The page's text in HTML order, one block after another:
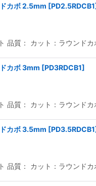
カボ 2.5mm [PD2.5RDCB1
品質： カット：ラウンド
カボ 3mm [PD3RDCB1]
品質： カット：ラウンド
カボ 3.5mm [PD3.5RDCB1
品質： カット：ラウンド